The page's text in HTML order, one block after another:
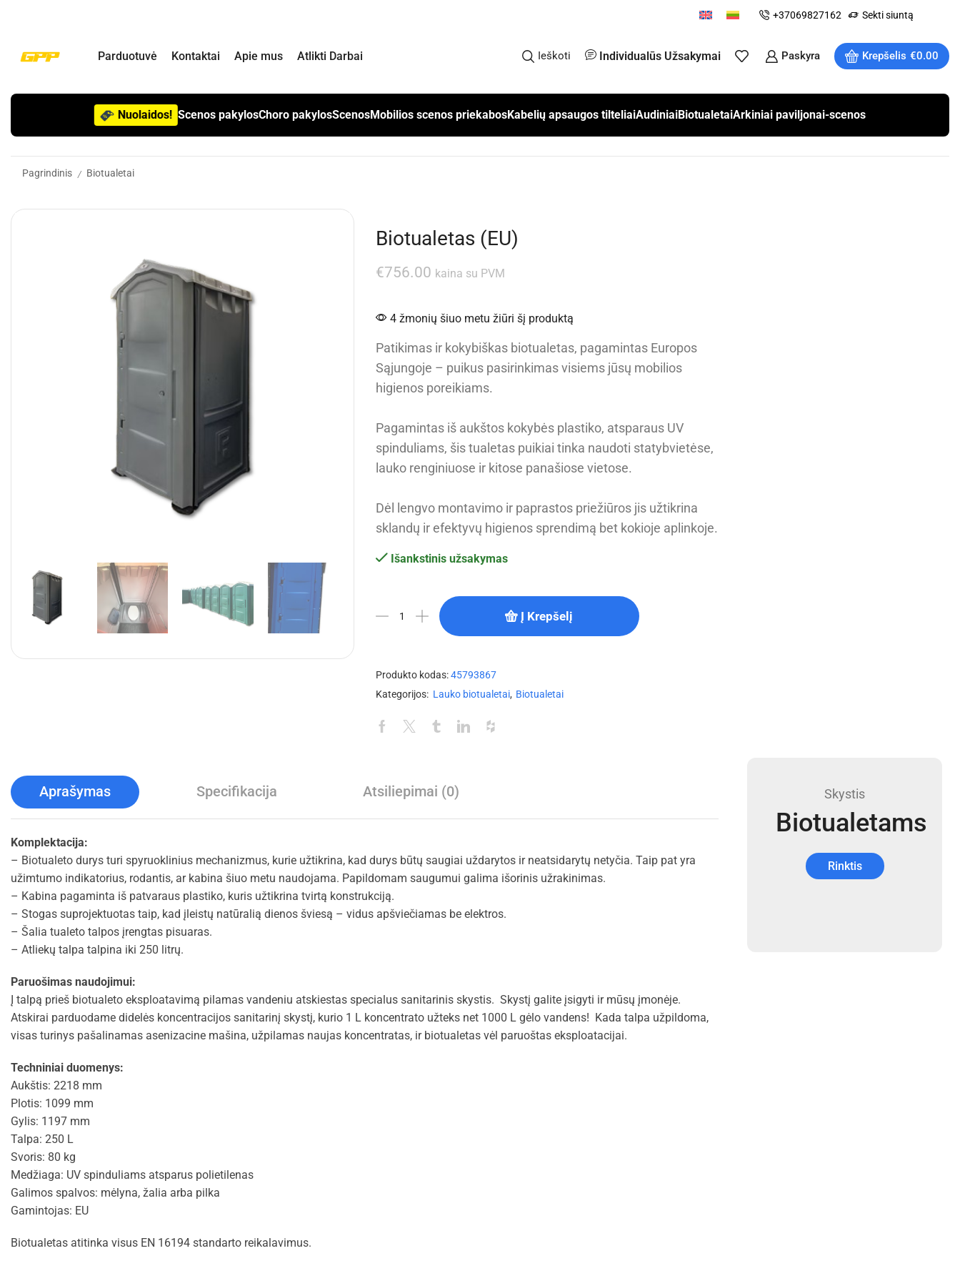
+37069827162 Sekti siuntą
Parduotuvė Kontaktai Apie mus Atlikti Darbai Ieškoti Individualūs Užsakymai Paskyra Krepšelis €0.00
Nuolaidos! Scenos pakylosChoro pakylosScenosMobilios scenos priekabosKabelių apsaugos tilteliaiAudiniaiBiotualetaiArkiniai paviljonai-scenos
Pagrindinis / Biotualetai
Biotualetas (EU)
€756.00 kaina su PVM
4 žmonių šiuo metu žiūri šį produktą
Patikimas ir kokybiškas biotualetas, pagamintas Europos
Sąjungoje – puikus pasirinkimas visiems jūsų mobilios
higienos poreikiams.
Pagamintas iš aukštos kokybės plastiko, atsparaus UV
spinduliams, šis tualetas puikiai tinka naudoti statybvietėse,
lauko renginiuose ir kitose panašiose vietose.
Dėl lengvo montavimo ir paprastos priežiūros jis užtikrina
sklandų ir efektyvų higienos sprendimą bet kokioje aplinkoje.
Išankstinis užsakymas
Į Krepšelį
Produkto kodas:45793867
Kategorijos: Lauko biotualetai, Biotualetai
Aprašymas Specifikacija Atsiliepimai (0)
Komplektacija:
– Biotualeto durys turi spyruoklinius mechanizmus, kurie užtikrina, kad durys būtų saugiai uždarytos ir neatsidarytų netyčia. Taip pat yra
užimtumo indikatorius, rodantis, ar kabina šiuo metu naudojama. Papildomam saugumui galima išorinis užrakinimas.
– Kabina pagaminta iš patvaraus plastiko, kuris užtikrina tvirtą konstrukciją.
– Stogas suprojektuotas taip, kad įleistų natūralią dienos šviesą – vidus apšviečiamas be elektros.
– Šalia tualeto talpos įrengtas pisuaras.
– Atliekų talpa talpina iki 250 litrų.
Paruošimas naudojimui:
Į talpą prieš biotualeto eksploatavimą pilamas vandeniu atskiestas specialus sanitarinis skystis. Skystį galite įsigyti ir mūsų įmonėje.
Atskirai parduodame didelės koncentracijos sanitarinį skystį, kurio 1 L koncentrato užteks net 1000 L gėlo vandens! Kada talpa užpildoma,
visas turinys pašalinamas asenizacine mašina, užpilamas naujas koncentratas, ir biotualetas vėl paruoštas eksploatacijai.
Techniniai duomenys:
Aukštis: 2218 mm
Plotis: 1099 mm
Gylis: 1197 mm
Talpa: 250 L
Svoris: 80 kg
Medžiaga: UV spinduliams atsparus polietilenas
Galimos spalvos: mėlyna, žalia arba pilka
Gamintojas: EU
Biotualetas atitinka visus EN 16194 standarto reikalavimus.
Skystis
Biotualetams
Rinktis